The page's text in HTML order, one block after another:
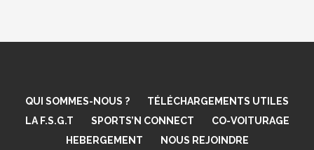
QUI SOMMES-NOUS ?
TÉLÉCHARGEMENTS UTILES
LA F.S.G.T
SPORTS’N CONNECT
CO-VOITURAGE
HEBERGEMENT
NOUS REJOINDRE